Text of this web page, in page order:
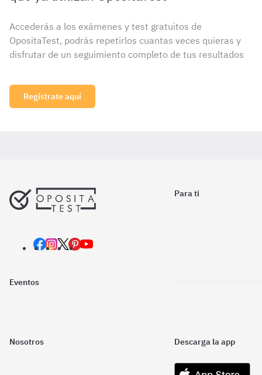
Accederás a los exámenes y test gratuitos de
OpositaTest, podrás repetirlos cuantas veces quieras y
disfrutar de un seguimiento completo de tus resultados
Regístrate aquí
Para ti
Eventos
Nosotros Descarga la app